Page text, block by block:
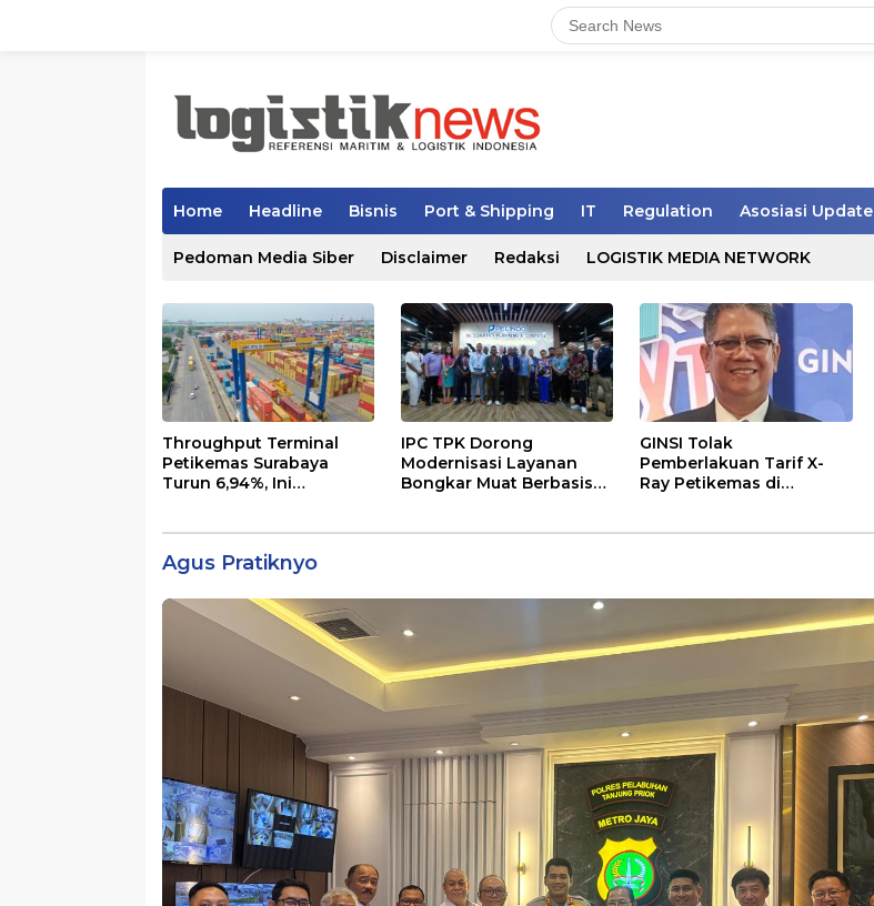
Home Headline Bisnis Port & Shipping IT Regulation Asosiasi Update
Pedoman Media Siber Disclaimer Redaksi LOGISTIK MEDIA NETWORK
Throughput Terminal
Petikemas Surabaya
Turun 6,94%, Ini
IPC TPK Dorong
Modernisasi Layanan
Bongkar Muat Berbasis
GINSI Tolak
Pemberlakuan Tarif X-
Ray Petikemas di
Agus Pratiknyo